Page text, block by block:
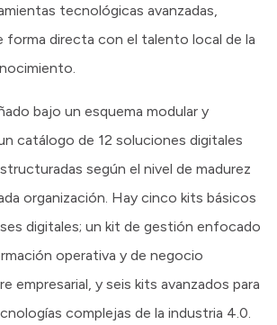
tecnológicas avanzadas,
directa con el talento local de la
bajo un esquema modular y
catálogo de 12 soluciones digitales
según el nivel de madurez
organización. Hay cinco kits básicos
digitales; un kit de gestión enfocado
operativa y de negocio
empresarial, y seis kits avanzados para
complejas de la industria 4.0.